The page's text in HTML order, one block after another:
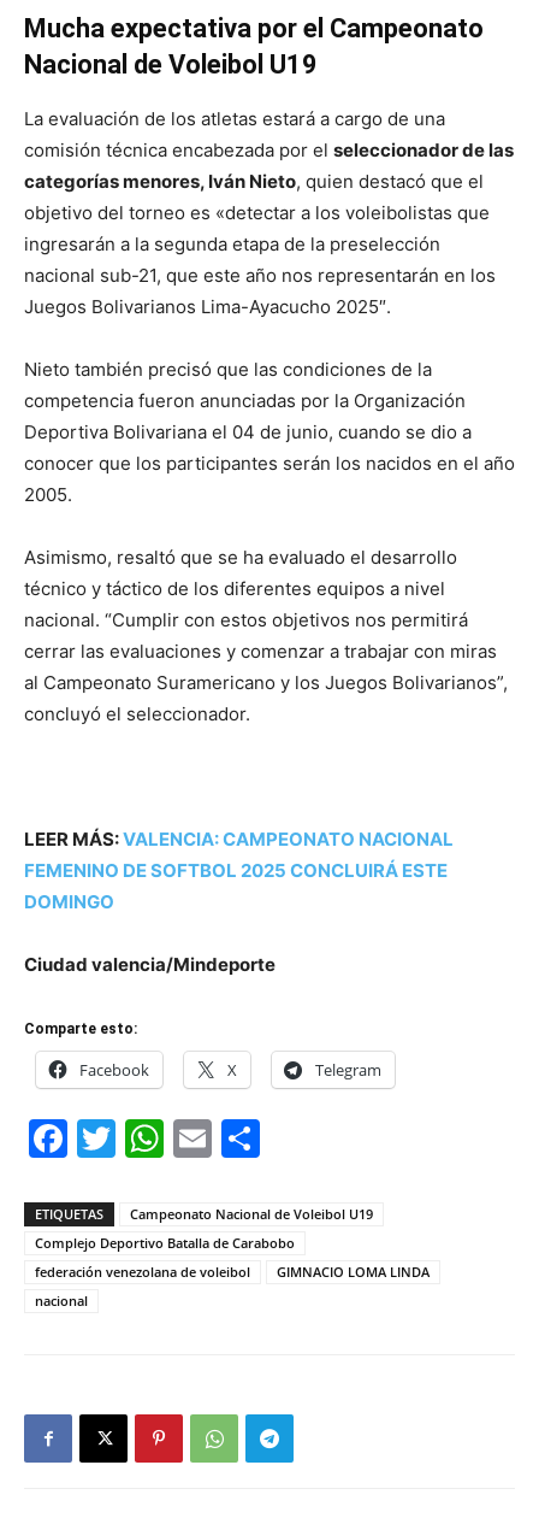
Mucha expectativa por el Campeonato
Nacional de Voleibol U19
La evaluación de los atletas estará a cargo de una
comisión técnica encabezada por el seleccionador de las
categorías menores, Iván Nieto, quien destacó que el
objetivo del torneo es «detectar a los voleibolistas que
ingresarán a la segunda etapa de la preselección
nacional sub-21, que este año nos representarán en los
Juegos Bolivarianos Lima-Ayacucho 2025″.
Nieto también precisó que las condiciones de la
competencia fueron anunciadas por la Organización
Deportiva Bolivariana el 04 de junio, cuando se dio a
conocer que los participantes serán los nacidos en el año
2005.
Asimismo, resaltó que se ha evaluado el desarrollo
técnico y táctico de los diferentes equipos a nivel
nacional. “Cumplir con estos objetivos nos permitirá
cerrar las evaluaciones y comenzar a trabajar con miras
al Campeonato Suramericano y los Juegos Bolivarianos”,
concluyó el seleccionador.
LEER MÁS:VALENCIA: CAMPEONATO NACIONAL
FEMENINO DE SOFTBOL 2025 CONCLUIRÁ ESTE
DOMINGO
Ciudad valencia/Mindeporte
Comparte esto:
Facebook X Telegram
Facebook
Twitter
WhatsApp
Email
ETIQUETAS
Campeonato Nacional de Voleibol U19
Complejo Deportivo Batalla de Carabobo
federación venezolana de voleibol
GIMNACIO LOMA LINDA
nacional